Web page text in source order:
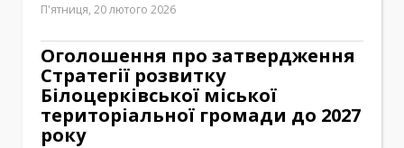
П'ятниця, 20 лютого 2026
Оголошення про затвердження
Стратегії розвитку
Білоцерківської міської
територіальної громади до 2027
року